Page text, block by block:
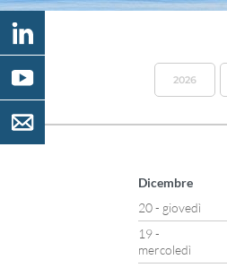
2026
Dicembre
20 - giovedì
19 -
mercoledì